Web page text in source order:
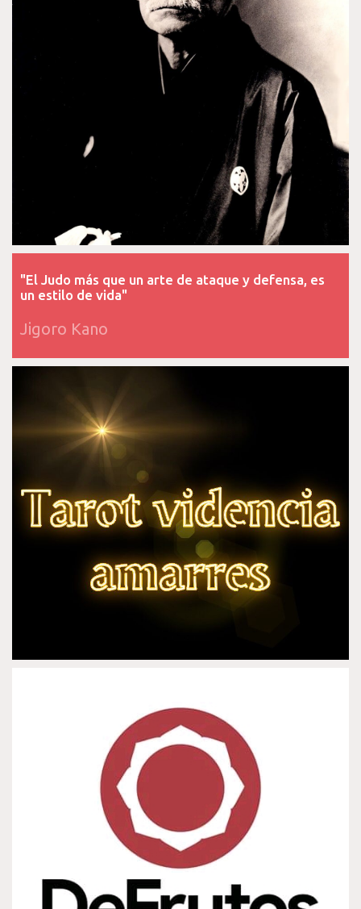
"El Judo más que un arte de ataque y defensa, es
un estilo de vida"
Jigoro Kano